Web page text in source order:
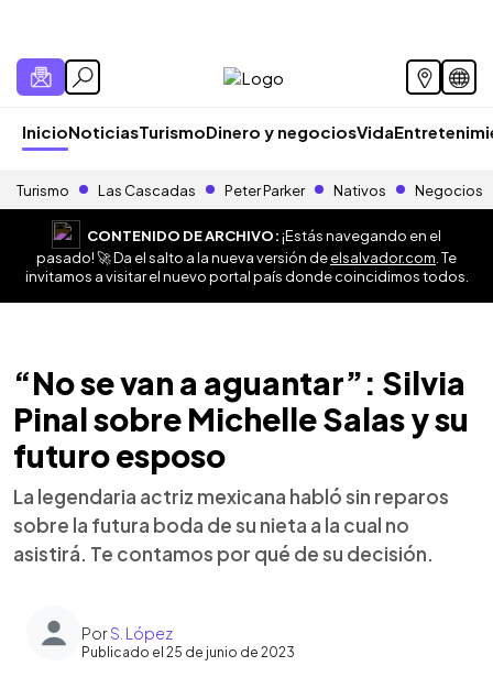
InicioNoticiasTurismoDinero y negociosVida
Turismo Las Cascadas Peter Parker Nativos Negocios
CONTENIDO DE ARCHIVO:¡Estás navegando en el
pasado! 🚀 Da el salto a la nueva versión deelsalvador.com . Te
invitamos a visitar el nuevo portal país donde coincidimos todos.
“No se van a aguantar”: Silvia
Pinal sobre Michelle Salas y su
futuro esposo
La legendaria actriz mexicana habló sin reparos
sobre la futura boda de su nieta a la cual no
asistirá. Te contamos por qué de su decisión.
PorS. López
Publicado el 25 de junio de 2023